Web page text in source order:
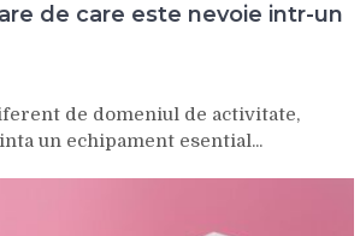
de care este nevoie intr-un
de domeniul de activitate,
un echipament esential...